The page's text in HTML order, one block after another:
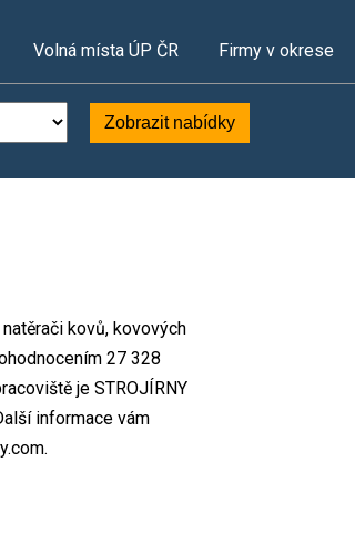
Volná místa ÚP ČR Firmy v okrese
Zobrazit nabídky
kovů, kovových
27 328
je STROJÍRNY
informace vám